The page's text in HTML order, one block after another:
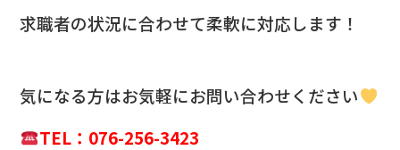
求職者の状況に合わせて柔軟に対応します！
気になる方はお気軽にお問い合わせください
TEL：076-256-3423